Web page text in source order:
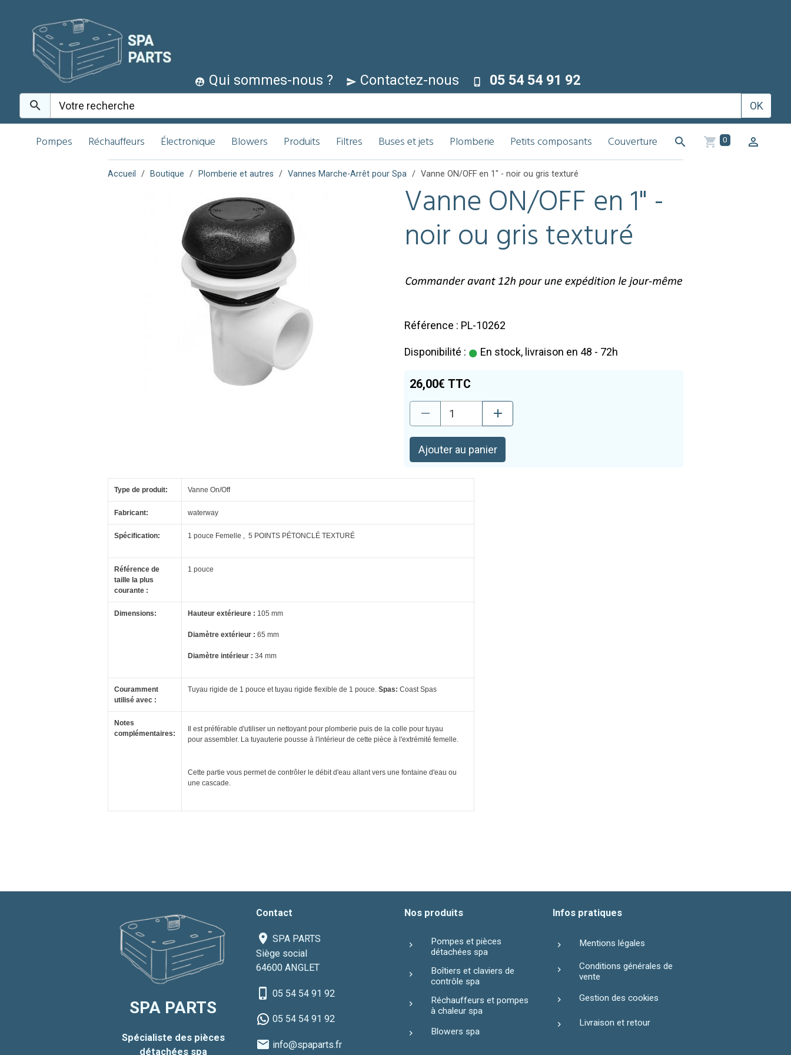
Qui sommes-nous ? Contactez-nous 05 54 54 91 92
OK
Pompes Réchauffeurs Électronique Blowers Produits Filtres Buses et jets Plomberie Petits composants Couverture 0
Accueil Boutique Plomberie et autres Vannes Marche-Arrêt pour Spa Vanne ON/OFF en 1" - noir ou gris texturé
Vanne ON/OFF en 1" -
noir ou gris texturé
Référence : PL-10262
Disponibilité : En stock, livraison en 48 - 72h
26,00€ TTC
Ajouter au panier
Type de produit: Vanne On/Off
Fabricant: waterway
Spécification: 1 pouce Femelle , 5 POINTS PÉTONCLÉ TEXTURÉ
Référence de
taille la plus
courante :
1 pouce
Dimensions: Hauteur extérieure : 105 mm
Diamètre extérieur : 65 mm
Diamètre intérieur : 34 mm
Couramment
utilisé avec :
Tuyau rigide de 1 pouce et tuyau rigide flexible de 1 pouce. Spas: Coast Spas
Notes
complémentaires:
Il est préférable d'utiliser un nettoyant pour plomberie puis de la colle pour tuyau
pour assembler. La tuyauterie pousse à l'intérieur de cette pièce à l'extrémité femelle.
Cette partie vous permet de contrôler le débit d'eau allant vers une fontaine d'eau ou
une cascade.
SPA PARTS
Spécialiste des pièces
détachées spa
Contact
SPA PARTS
Siège social
64600 ANGLET
05 54 54 91 92
05 54 54 91 92
info@spaparts.fr
Nos produits
Pompes et pièces
détachées spa
Boîtiers et claviers de
contrôle spa
Réchauffeurs et pompes
à chaleur spa
Blowers spa
Infos pratiques
Mentions légales
Conditions générales de
vente
Gestion des cookies
Livraison et retour